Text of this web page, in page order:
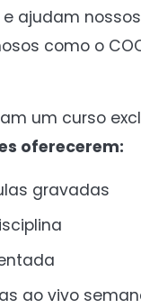
ajudam
como o
um curso
oferecerem:
gravadas
ao vivo